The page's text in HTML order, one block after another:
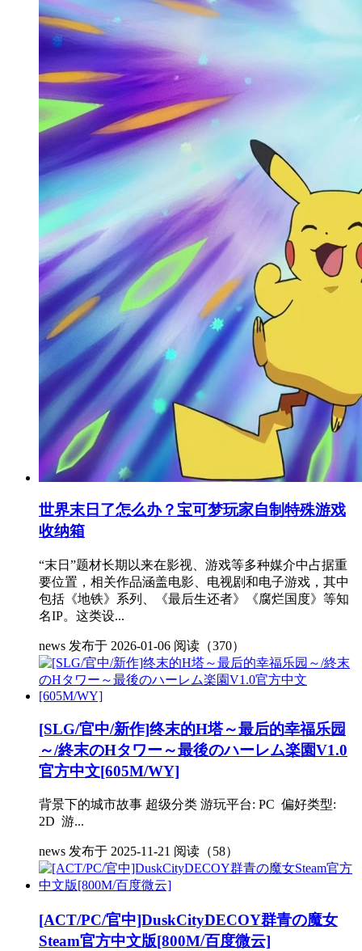
世界末日了怎么办？宝可梦玩家自制特殊游戏
收纳箱
“末日”题材长期以来在影视、游戏等多种媒介中占据重
要位置，相关作品涵盖电影、电视剧和电子游戏，其中
包括《地铁》系列、《最后生还者》《腐烂国度》等知
名IP。这类设...
news 发布于 2026-01-06 阅读（370）
[SLG/官中/新作]终末的H塔～最后的幸福乐园
～/終末のHタワー～最後のハーレム楽園V1.0
官方中文[605M/WY]
背景下的城市故事 超级分类 游玩平台: PC 偏好类型:
2D 游...
news 发布于 2025-11-21 阅读（58）
[ACT/PC/官中]DuskCityDECOY群青の魔女
Steam官方中文版[800M/百度微云]